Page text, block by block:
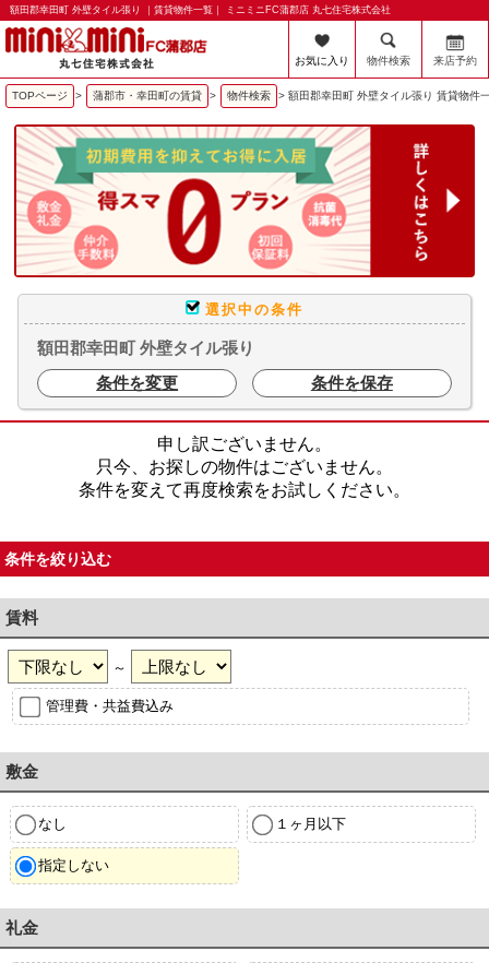
額田郡幸田町 外壁タイル張り ｜賃貸物件一覧｜ ミニミニFC蒲郡店 丸七住宅株式会社
お気に入り 物件検索 来店予約
TOPページ > 蒲郡市・幸田町の賃貸 > 物件検索 > 額田郡幸田町 外壁タイル張り 賃貸物件
選択中の条件
額田郡幸田町 外壁タイル張り
条件を変更
条件を保存
申し訳ございません。
只今、お探しの物件はございません。
条件を変えて再度検索をお試しください。
条件を絞り込む
賃料
～
管理費・共益費込み
敷金
なし １ヶ月以下
指定しない
礼金